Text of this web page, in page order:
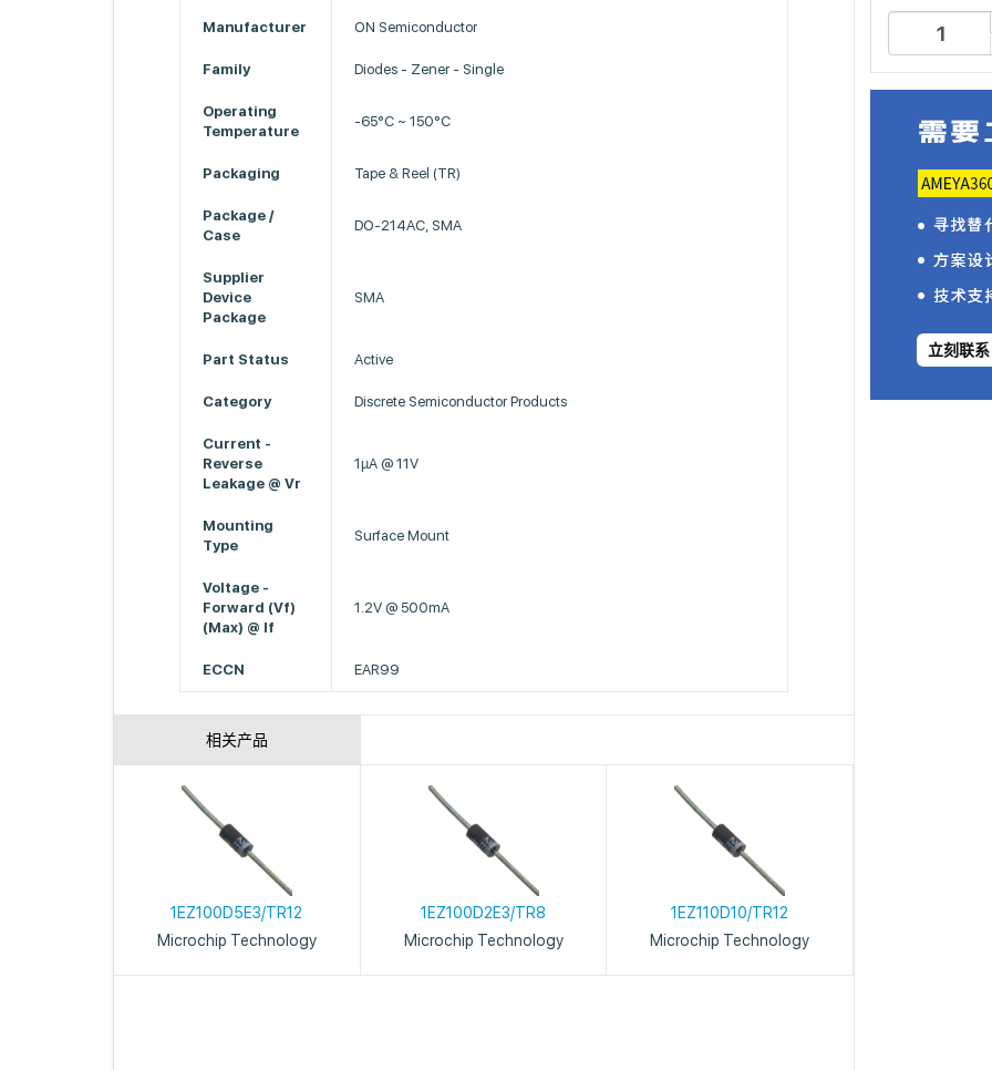
Manufacturer ON Semiconductor
Family Diodes - Zener - Single
Operating
Temperature
-65°C ~ 150°C
Packaging Tape & Reel (TR)
Package /
Case
DO-214AC, SMA
Supplier
Device
Package
SMA
Part Status Active
Category Discrete Semiconductor Products
Current -
Reverse
Leakage @ Vr
1µA @ 11V
Mounting
Type
Surface Mount
Voltage -
Forward (Vf)
(Max) @ If
1.2V @ 500mA
ECCN EAR99
相关产品
1EZ100D5E3/TR12
Microchip Technology
1EZ100D2E3/TR8
Microchip Technology
1EZ110D10/TR12
Microchip Technology
立刻联系